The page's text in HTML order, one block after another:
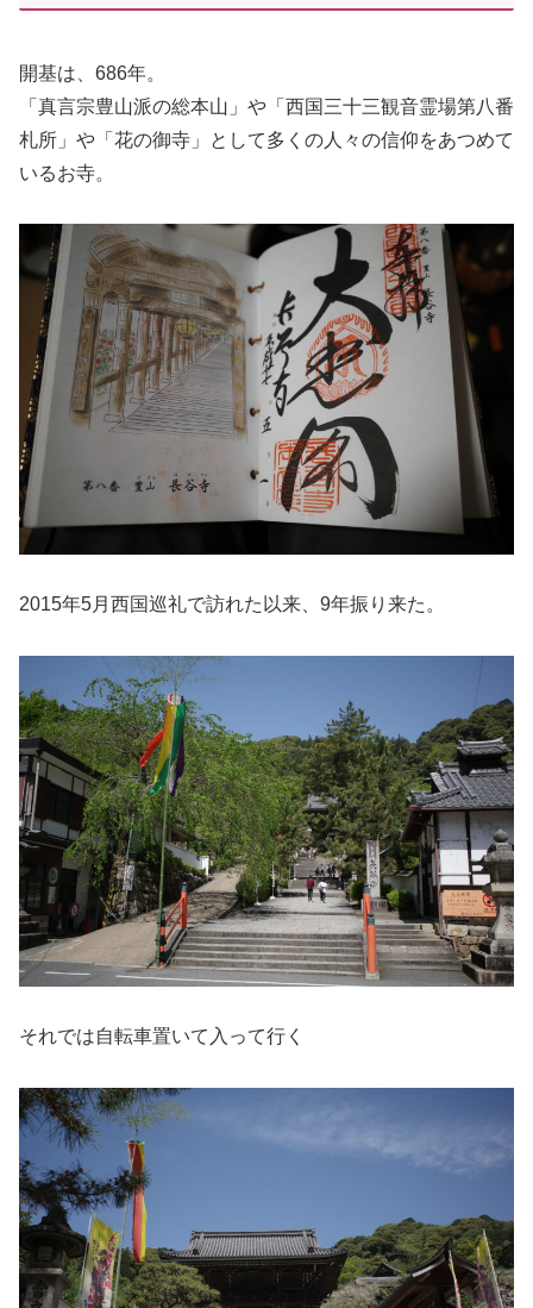
開基は、686年。
「真言宗豊山派の総本山」や「西国三十三観音霊場第八番
札所」や「花の御寺」として多くの人々の信仰をあつめて
いるお寺。
2015年5月西国巡礼で訪れた以来、9年振り来た。
それでは自転車置いて入って行く